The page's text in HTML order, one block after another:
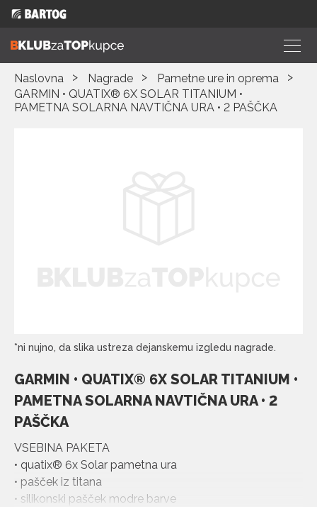
Naslovna Nagrade
Pametne ure in oprema
GARMIN • QUATIX® 6X SOLAR TITANIUM •
PAMETNA SOLARNA NAVTIČNA URA • 2 PAŠČKA
*ni nujno, da slika ustreza dejanskemu izgledu nagrade.
GARMIN • QUATIX® 6X SOLAR TITANIUM •
PAMETNA SOLARNA NAVTIČNA URA • 2
PAŠČKA
VSEBINA PAKETA
• quatix® 6x Solar pametna ura
• pašček iz titana
• silikonski pašček modre barve